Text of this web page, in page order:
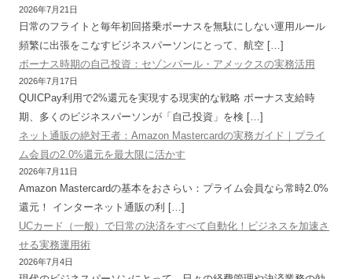
2026年7月21日
日常のフライトと毎年初回搭乗ボーナスを無駄にしない運用ルール
頻繁に出張をこなすビジネスパーソンにとって、航空 […]
ボーナス時期の自己投資：セゾンパール・アメックスの実務活用
2026年7月17日
QUICPay利用で2%還元を実現する現実的な戦略 ボーナス支給時
期、多くのビジネスパーソンが「自己投資」を検 […]
ネット通販の絶対王者：Amazon Mastercardの実務ガイド｜プライ
ム会員の2.0%還元を最大限に活かす
2026年7月11日
Amazon Mastercardの基本をおさらい：プライム会員なら常時2.0%
還元！ インターネット通販の利 […]
UCカード（一般）で日常の決済をすべて自動化！ビジネスを加速さ
せる実務運用術
2026年7月4日